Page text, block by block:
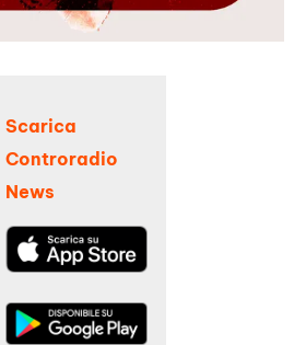
Scarica
Controradio
News